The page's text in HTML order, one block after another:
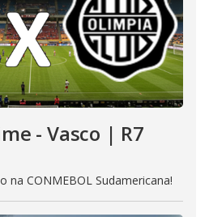
- Vasco | R7
na CONMEBOL Sudamericana!